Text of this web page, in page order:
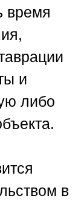
время
и
либо
в